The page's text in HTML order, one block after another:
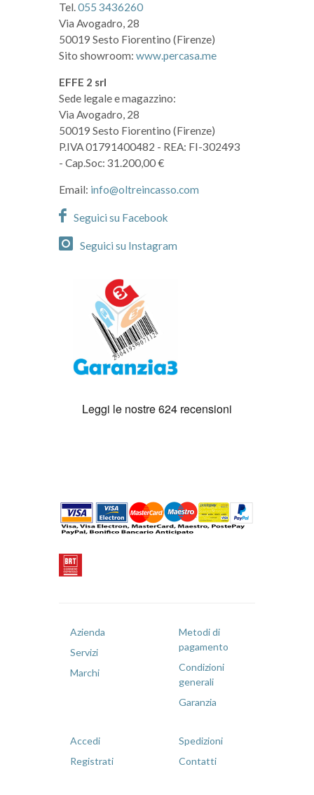
Tel.055 3436260
Via Avogadro, 28
50019 Sesto Fiorentino (Firenze)
Sito showroom: www.percasa.me
EFFE 2 srl
Sede legale e magazzino:
Via Avogadro, 28
50019 Sesto Fiorentino (Firenze)
P.IVA 01791400482 - REA: FI-302493
- Cap.Soc: 31.200,00 €
Email: info@oltreincasso.com
Seguici su Facebook
Seguici su Instagram
Azienda
Servizi
Marchi
Metodi di
pagamento
Condizioni
generali
Garanzia
Accedi
Registrati
Spedizioni
Contatti